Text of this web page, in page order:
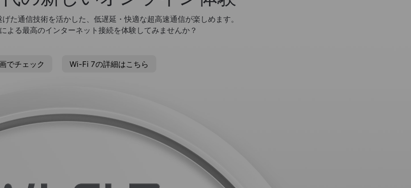
た通信技術を活かした、低遅延・快適な超高速通信が楽しめます。
よる最高のインターネット接続を体験してみませんか？
でチェック Wi-Fi 7の詳細はこちら